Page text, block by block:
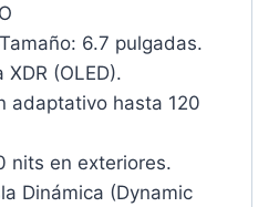
6.7 pulgadas.
(OLED).
adaptativo hasta 120
nits en exteriores.
Dinámica (Dynamic